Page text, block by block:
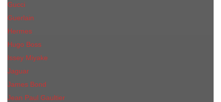
Gucci
Guerlain
Hermes
Hugo Boss
Issey Miyake
Jaguar
James Bond
Jean Paul Gaultier